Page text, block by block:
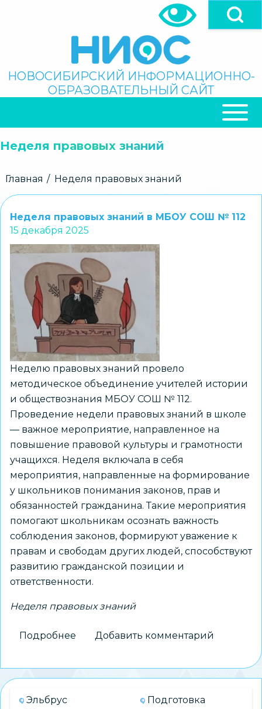
Поиск
НОВОСИБИРСКИЙ ИНФОРМАЦИОННО-
ОБРАЗОВАТЕЛЬНЫЙ САЙТ
НАВИГАЦИЯ
Неделя правовых знаний
Строка
Главная Неделя правовых знаний
Неделя правовых знаний в МБОУ СОШ № 112
15 декабря 2025
Неделю правовых знаний провело
методическое объединение учителей истории
и обществознания МБОУ СОШ № 112.
Проведение недели правовых знаний в школе
— важное мероприятие, направленное на
повышение правовой культуры и грамотности
учащихся. Неделя включала в себя
мероприятия, направленные на формирование
у школьников понимания законов, прав и
обязанностей гражданина. Такие мероприятия
помогают школьникам осознать важность
соблюдения законов, формируют уважение к
правам и свободам других людей, способствуют
развитию гражданской позиции и
ответственности.
Неделя правовых знаний
Подробнее
правовых
знаний
Добавить комментарий
Эльбрус
Подготовка